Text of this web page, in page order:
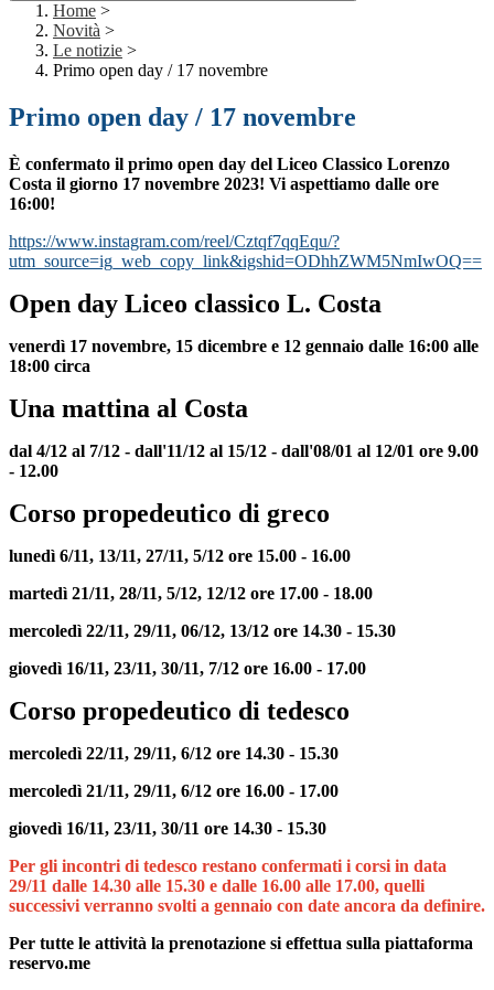
Home >
Novità >
Le notizie >
Primo open day / 17 novembre
Primo open day / 17 novembre
È confermato il primo open day del Liceo Classico Lorenzo
Costa il giorno 17 novembre 2023! Vi aspettiamo dalle ore
16:00!
https://www.instagram.com/reel/Cztqf7qqEqu/?
utm_source=ig_web_copy_link&igshid=ODhhZWM5NmIwOQ==
Open day Liceo classico L. Costa
venerdì 17 novembre, 15 dicembre e 12 gennaio dalle 16:00 alle
18:00 circa
Una mattina al Costa
dal 4/12 al 7/12 - dall'11/12 al 15/12 - dall'08/01 al 12/01 ore 9.00
- 12.00
Corso propedeutico di greco
lunedì 6/11, 13/11, 27/11, 5/12 ore 15.00 - 16.00
martedì 21/11, 28/11, 5/12, 12/12 ore 17.00 - 18.00
mercoledì 22/11, 29/11, 06/12, 13/12 ore 14.30 - 15.30
giovedì 16/11, 23/11, 30/11, 7/12 ore 16.00 - 17.00
Corso propedeutico di tedesco
mercoledì 22/11, 29/11, 6/12 ore 14.30 - 15.30
mercoledì 21/11, 29/11, 6/12 ore 16.00 - 17.00
giovedì 16/11, 23/11, 30/11 ore 14.30 - 15.30
Per gli incontri di tedesco restano confermati i corsi in data
29/11 dalle 14.30 alle 15.30 e dalle 16.00 alle 17.00, quelli
successivi verranno svolti a gennaio con date ancora da definire.
Per tutte le attività la prenotazione si effettua sulla piattaforma
reservo.me